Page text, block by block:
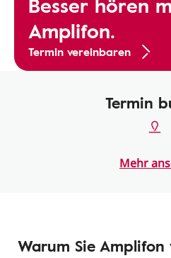
Amplifon.
Termin vereinbaren
Termin
Mehr
Warum Sie